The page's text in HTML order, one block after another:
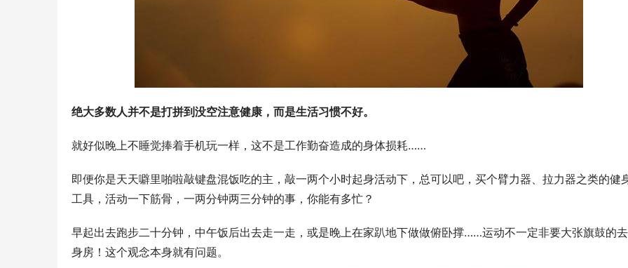
绝大多数人并不是打拼到没空注意健康，而是生活习惯不好。
就好似晚上不睡觉捧着手机玩一样，这不是工作勤奋造成的身体损耗……
即便你是天天噼里啪啦敲键盘混饭吃的主，敲一两个小时起身活动下，总可以吧，买个臂力器、拉力器之类的健
工具，活动一下筋骨，一两分钟两三分钟的事，你能有多忙？
早起出去跑步二十分钟，中午饭后出去走一走，或是晚上在家趴地下做做俯卧撑……运动不一定非要大张旗鼓的
身房！这个观念本身就有问题。